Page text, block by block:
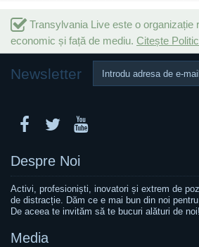
Transylvania Live este o organizație
economic și față de mediu. Citește
Newsletter
Despre Noi
Activi, profesioniști, inovatori și extrem de
de distracție. Dăm ce e mai bun din noi
De aceea te invităm să te bucuri alături de noi!
Media